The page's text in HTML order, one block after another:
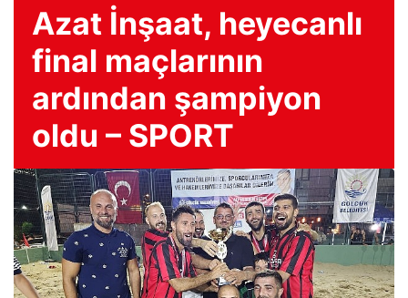
Azat İnşaat, heyecanlı
final maçlarının
ardından şampiyon
oldu – SPORT